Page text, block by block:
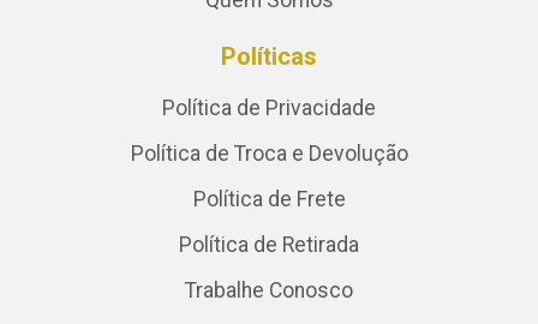
Políticas
Política de Privacidade
Política de Troca e Devolução
Política de Frete
Política de Retirada
Trabalhe Conosco